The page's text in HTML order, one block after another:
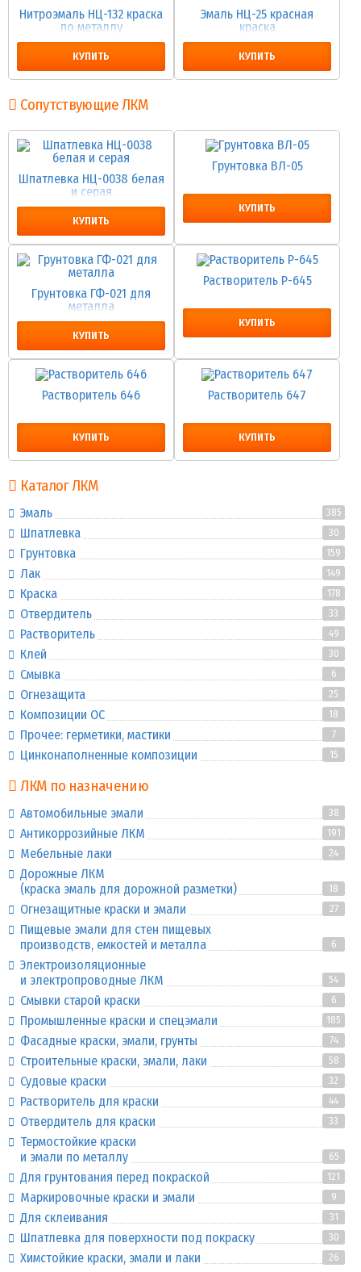
Нитроэмаль НЦ-132 краска
по металлу
КУПИТЬ
Эмаль НЦ-25 красная
краска
КУПИТЬ
Сопутствующие ЛКМ
Шпатлевка НЦ-0038 белая
и серая
КУПИТЬ
Грунтовка ВЛ-05
КУПИТЬ
Грунтовка ГФ-021 для
металла
КУПИТЬ
Растворитель Р-645
КУПИТЬ
Растворитель 646
КУПИТЬ
Растворитель 647
КУПИТЬ
Каталог ЛКМ
Эмаль 385
Шпатлевка 30
Грунтовка 159
Лак 149
Краска 178
Отвердитель 33
Растворитель 49
Клей 30
Смывка 6
Огнезащита 25
Композиции ОС 18
Прочее: герметики, мастики 7
Цинконаполненные композиции 15
ЛКМ по назначению
Автомобильные эмали 38
Антикоррозийные ЛКМ 191
Мебельные лаки 24
Дорожные ЛКМ
(краска эмаль для дорожной разметки)
18
Огнезащитные краски и эмали 27
Пищевые эмали для стен пищевых
производств, емкостей и металла
6
Электроизоляционные
и электропроводные ЛКМ
54
Смывки старой краски 6
Промышленные краски и спецэмали 185
Фасадные краски, эмали, грунты 74
Строительные краски, эмали, лаки 58
Судовые краски 32
Растворитель для краски 44
Отвердитель для краски 33
Термостойкие краски
и эмали по металлу
65
Для грунтования перед покраской 121
Маркировочные краски и эмали 9
Для склеивания 31
Шпатлевка для поверхности под покраску 30
Химстойкие краски, эмали и лаки 26